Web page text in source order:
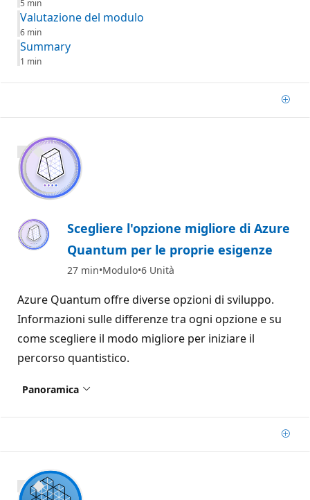
5 min
Valutazione del modulo
6 min
Summary
1 min
700 XP
Scegliere l'opzione migliore di Azure
Quantum per le proprie esigenze
27 min Modulo 6 Unità
Azure Quantum offre diverse opzioni di sviluppo.
Informazioni sulle differenze tra ogni opzione e su
come scegliere il modo migliore per iniziare il
percorso quantistico.
Panoramica
700 XP